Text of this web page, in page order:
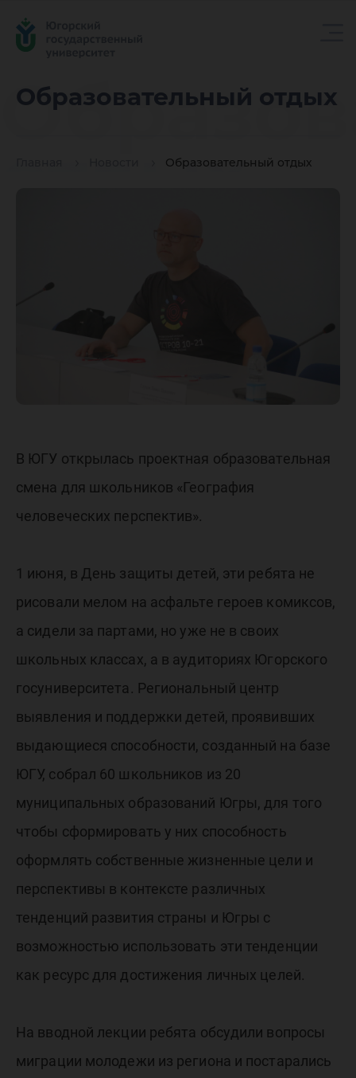
Образовательный отдых
Образовательный отдых
отдых
В ЮГУ открылась проектная образовательная
смена для школьников «География
человеческих перспектив».
1 июня, в День защиты детей, эти ребята не
рисовали мелом на асфальте героев комиксов,
а сидели за партами, но уже не в своих
школьных классах, а в аудиториях Югорского
госуниверситета. Региональный центр
выявления и поддержки детей, проявивших
выдающиеся способности, созданный на базе
ЮГУ, собрал 60 школьников из 20
муниципальных образований Югры, для того
чтобы сформировать у них способность
оформлять собственные жизненные цели и
перспективы в контексте различных
тенденций развития страны и Югры с
возможностью использовать эти тенденции
как ресурс для достижения личных целей.
На вводной лекции ребята обсудили вопросы
миграции молодежи из региона и постарались